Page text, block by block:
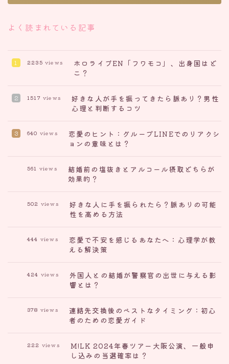
よく読まれている記事
ホロライブEN「フワモコ」、出身国はど
こ？
2235 views
好きな人が手を振ってきたら脈あり？男性
心理と判断するコツ
1517 views
恋愛のヒント：グループLINEでのリアクシ
ョンの意味とは？
640 views
結婚前の塩抜きとアルコール摂取どちらが
効果的？
561 views
好きな人に手を振られたら？脈ありの可能
性を高める方法
502 views
恋愛で不安を感じるあなたへ：心理学が教
える解決策
444 views
外国人との結婚が警察官の出世に与える影
響とは？
424 views
連絡先交換後のベストなタイミング：初心
者のための恋愛ガイド
378 views
M!LK 2024年春ツアー大阪公演、一般申
し込みの当選確率は？
222 views